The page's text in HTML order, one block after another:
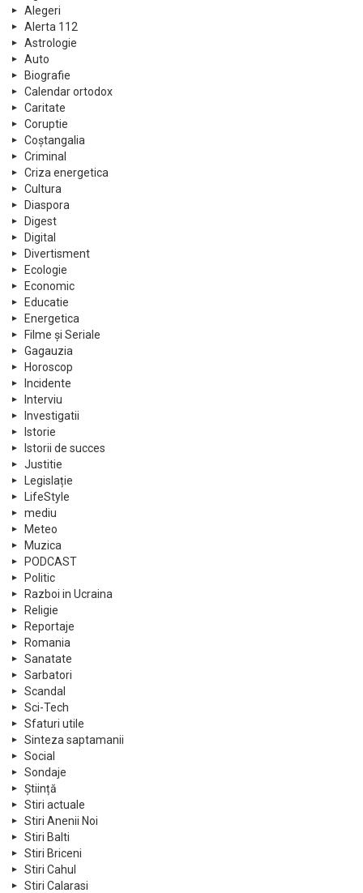
Alegeri
Alerta 112
Astrologie
Auto
Biografie
Calendar ortodox
Caritate
Coruptie
Coștangalia
Criminal
Criza energetica
Cultura
Diaspora
Digest
Digital
Divertisment
Ecologie
Economic
Educatie
Energetica
Filme și Seriale
Gagauzia
Horoscop
Incidente
Interviu
Investigatii
Istorie
Istorii de succes
Justitie
Legislație
LifeStyle
mediu
Meteo
Muzica
PODCAST
Politic
Razboi in Ucraina
Religie
Reportaje
Romania
Sanatate
Sarbatori
Scandal
Sci-Tech
Sfaturi utile
Sinteza saptamanii
Social
Sondaje
Știință
Stiri actuale
Stiri Anenii Noi
Stiri Balti
Stiri Briceni
Stiri Cahul
Stiri Calarasi